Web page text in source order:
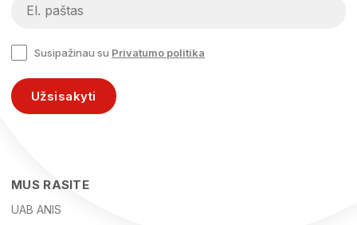
Susipažinau su Privatumo politika
Užsisakyti
MUS RASITE
UAB ANIS